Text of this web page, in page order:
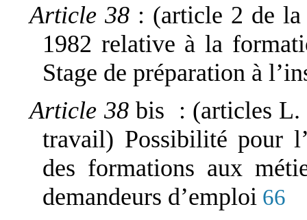
Article 38 : (article 2 de la
1982 relative à la
Stage de préparation à
Article 38bis : (articles L.
travail) Possibilité pour
des formations aux
demandeurs d’emploi66